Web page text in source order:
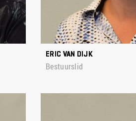
ERIC VAN DIJK
Bestuurslid